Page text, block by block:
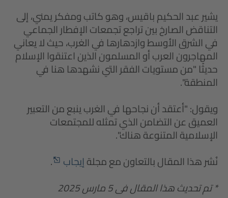
يشير عبد الحكيم باقيس، وهو كاتب ومفكر يمني، إلى
التناقض الصارخ بين تراجع تجمعات الإفطار الجماعي
في الشرق الأوسط وازدهارها في الغرب، حيث لا يعاني
المهاجرون العرب أو المسلمون الذين اعتنقوا الإسلام
حديثًا "من مستويات الفقر التي نشهدها هنا في
المنطقة".
ويقول: "أعتقد أن نجاحها في الغرب ينبع من التعبير
العميق عن التضامن الذي تمثله للمجتمعات
الإسلامية المتنوعة هناك".
نُشر هذا المقال بالتعاون مع مجلةإيجاب
.
* تم تحديث هذا المقال فى 5 مارس 2025